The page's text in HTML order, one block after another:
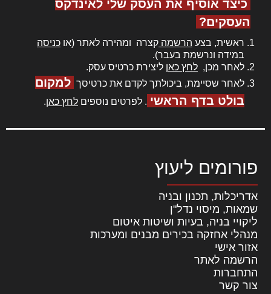
כיצד אוסיף את העסק שלי לאינדקס
העסקים?
ראשית, בצע הרשמה קצרה ומהירה לאתר (או כניסה
במידה ונרשמת בעבר).
לאחר מכן, לחץ כאן ליצירת כרטיס עסק.
לאחר שסיימת, ביכולתך לקדם את כרטיסך למקום
בולט בדף הראשי . לפרטים נוספים לחץ כאן.
פורומים ליעוץ
אדריכלות, תכנון ובניה
שמאות, מיסוי נדל"ן
ליקויי בניה, בעיות ושיטות איטום
מנהלי אחזקה בכירים מבנים ומערכות
אזור אישי
הרשמה לאתר
התחברות
צור קשר